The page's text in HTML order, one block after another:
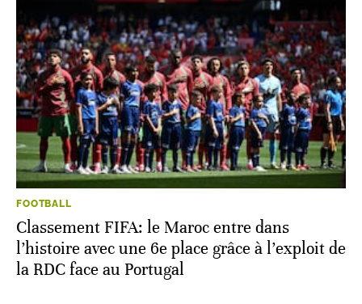
FOOTBALL
Classement FIFA: le Maroc entre dans
l’histoire avec une 6e place grâce à l’exploit de